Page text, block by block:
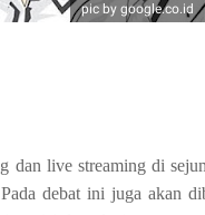
pic by google.co.id
dan live streaming di
debat ini juga akan